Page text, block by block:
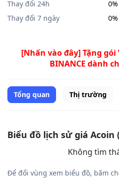
Thay đổi 24h
0%
Thay đổi 7 ngày
0%
[Nhấn vào đây] Tặng gói
BINANCE dành
Tổng quan Thị trường
Biểu đồ lịch sử giá Acoin
Không tìm
Để đổi vùng xem biểu đồ, bấm